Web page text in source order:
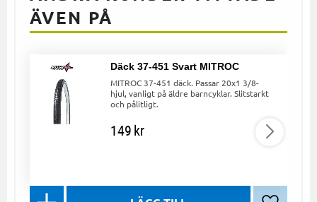
ÄVEN PÅ
Däck 37-451 Svart MITROC
MITROC 37-451 däck. Passar 20x1 3/8-
hjul, vanligt på äldre barncyklar. Slitstarkt
och pålitligt.
149kr